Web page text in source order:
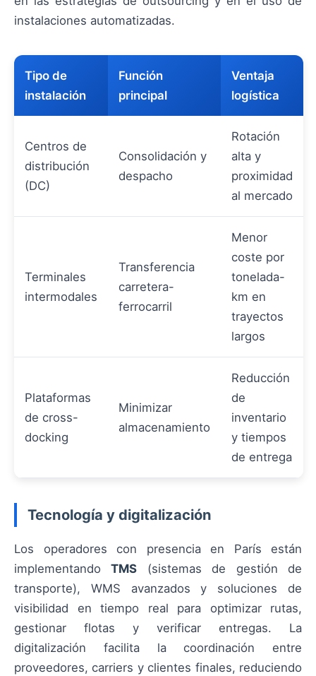
instalaciones automatizadas.
Tipo de
instalación
Función
principal
Ventaja
logística
Centros de
distribución
(DC)
Consolidación y
despacho
Rotación
alta y
proximidad
al mercado
Terminales
intermodales
Transferencia
carretera-
ferrocarril
Menor
coste por
tonelada-
km en
trayectos
largos
Plataformas
de cross-
docking
Minimizar
almacenamiento
Reducción
de
inventario
y tiempos
de entrega
Tecnología y digitalización
Los operadores con presencia en París están
implementandoTMS (sistemas de gestión de
transporte), WMS avanzados y soluciones de
visibilidad en tiempo real para optimizar rutas,
gestionar flotas y verificar entregas. La
digitalización facilita la coordinación entre
proveedores, carriers y clientes finales, reduciendo